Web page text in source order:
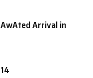
Arrival in